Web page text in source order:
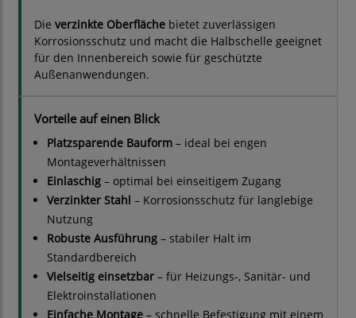
Die verzinkte Oberfläche bietet zuverlässigen
Korrosionsschutz und macht die Halbschelle geeignet
für den Innenbereich sowie für geschützte
Außenanwendungen.
Vorteile auf einen Blick
Platzsparende Bauform – ideal bei engen
Montageverhältnissen
Einlaschig – optimal bei einseitigem Zugang
Verzinkter Stahl – Korrosionsschutz für langlebige
Nutzung
Robuste Ausführung – stabiler Halt im
Standardbereich
Vielseitig einsetzbar – für Heizungs-, Sanitär- und
Elektroinstallationen
Einfache Montage – schnelle Befestigung mit einem